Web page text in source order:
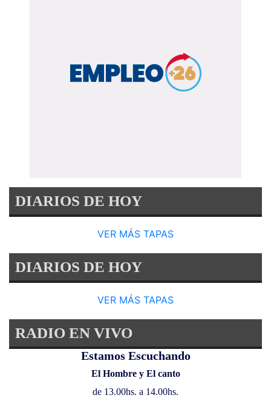
DIARIOS DE HOY
VER MÁS TAPAS
DIARIOS DE HOY
VER MÁS TAPAS
RADIO EN VIVO
Estamos Escuchando
El Hombre y El canto
de 13.00hs. a 14.00hs.